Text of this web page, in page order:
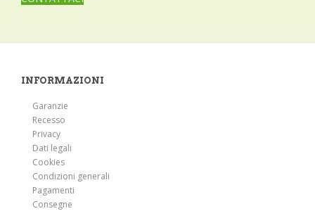
INFORMAZIONI
Garanzie
Recesso
Privacy
Dati legali
Cookies
Condizioni generali
Pagamenti
Consegne